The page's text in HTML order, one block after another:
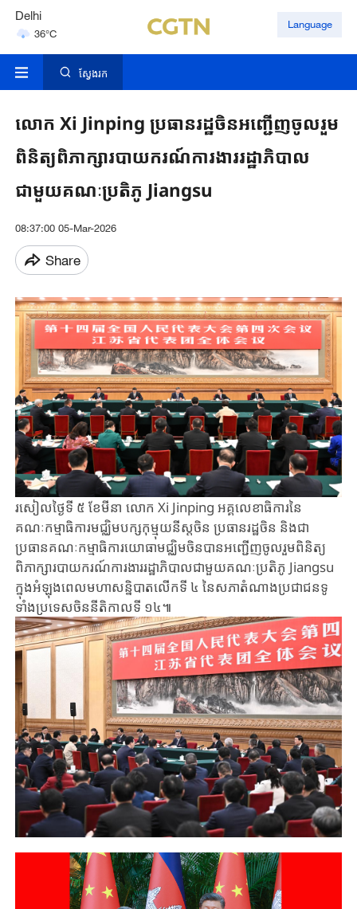
Delhi
36°C
Hyderabad
Language
ស្វែងរក
លោក​ Xi Jinping ប្រធានរដ្ឋចិន​អញ្ជើញចូលរួម​
ពិនិត្យពិភាក្សា​របាយករណ៍ការងាររដ្ឋាភិបាល
ជាមួយ​គណៈប្រតិភូ Jiangsu
08:37:00 05-Mar-2026
Share
រសៀលថ្ងៃទី ៥​ ខែមីនា លោក​ Xi Jinping អគ្គលេខាធិការនៃ
គណៈកម្មាធិការមជ្ឈិមបក្សកុម្មុយនីស្តចិន ប្រធានរដ្ឋចិន និងជា​
ប្រធានគណៈកម្មាធិការយោធាមជ្ឈិមចិនបាន​អញ្ជើញចូលរួម​ពិនិត្យ
ពិភាក្សា​របាយករណ៍ការងាររដ្ឋាភិបាលជាមួយ​គណៈប្រតិភូ Jiangsu​ ​
ក្នុងអំឡុងពេលមហាសន្និបាត​លើកទី ៤ នៃសភាតំណាងប្រជាជនទូ
ទាំងប្រទេសចិននីតិកាលទី ១៤៕